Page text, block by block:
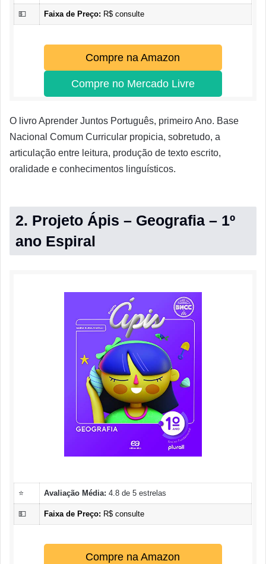
💵 Faixa de Preço: R$ consulte
Compre na Amazon
Compre no Mercado Livre
O livro Aprender Juntos Português, primeiro Ano. Base
Nacional Comum Curricular propicia, sobretudo, a
articulação entre leitura, produção de texto escrito,
oralidade e conhecimentos linguísticos.
2. Projeto Ápis – Geografia – 1º
ano Espiral
⭐ Avaliação Média: 4.8 de 5 estrelas
💵 Faixa de Preço: R$ consulte
Compre na Amazon